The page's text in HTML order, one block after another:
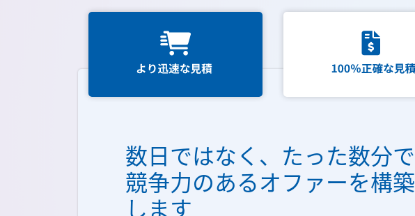
数日ではなく、たった数分で
競争力のあるオファーを構築
します